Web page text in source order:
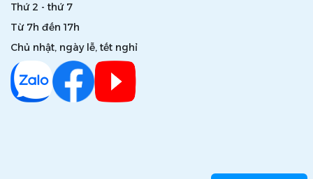
Thứ 2 - thứ 7
Từ 7h đến 17h
Chủ nhật, ngày lễ, tết nghỉ